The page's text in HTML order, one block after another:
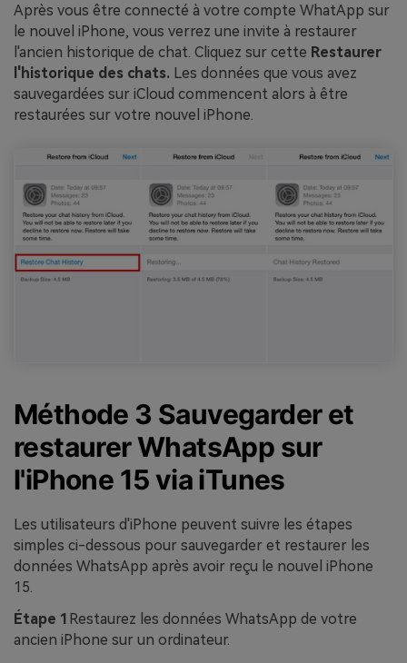
Après vous être connecté à votre compte WhatApp sur
le nouvel iPhone, vous verrez une invite à restaurer
l'ancien historique de chat. Cliquez sur cette Restaurer
l'historique des chats. Les données que vous avez
sauvegardées sur iCloud commencent alors à être
restaurées sur votre nouvel iPhone.
Méthode 3 Sauvegarder et
restaurer WhatsApp sur
l'iPhone 15 via iTunes
Les utilisateurs d'iPhone peuvent suivre les étapes
simples ci-dessous pour sauvegarder et restaurer les
données WhatsApp après avoir reçu le nouvel iPhone
15.
Étape 1 Restaurez les données WhatsApp de votre
ancien iPhone sur un ordinateur.